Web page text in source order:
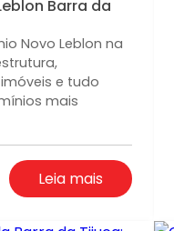
Barra da
Novo Leblon na
e tudo
mais
Leia mais